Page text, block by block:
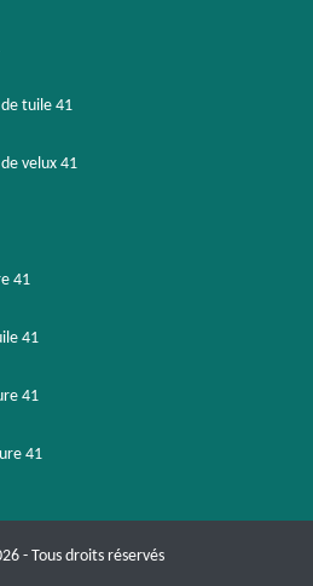
tuile 41
velux 41
41
41
41
41
- Tous droits réservés